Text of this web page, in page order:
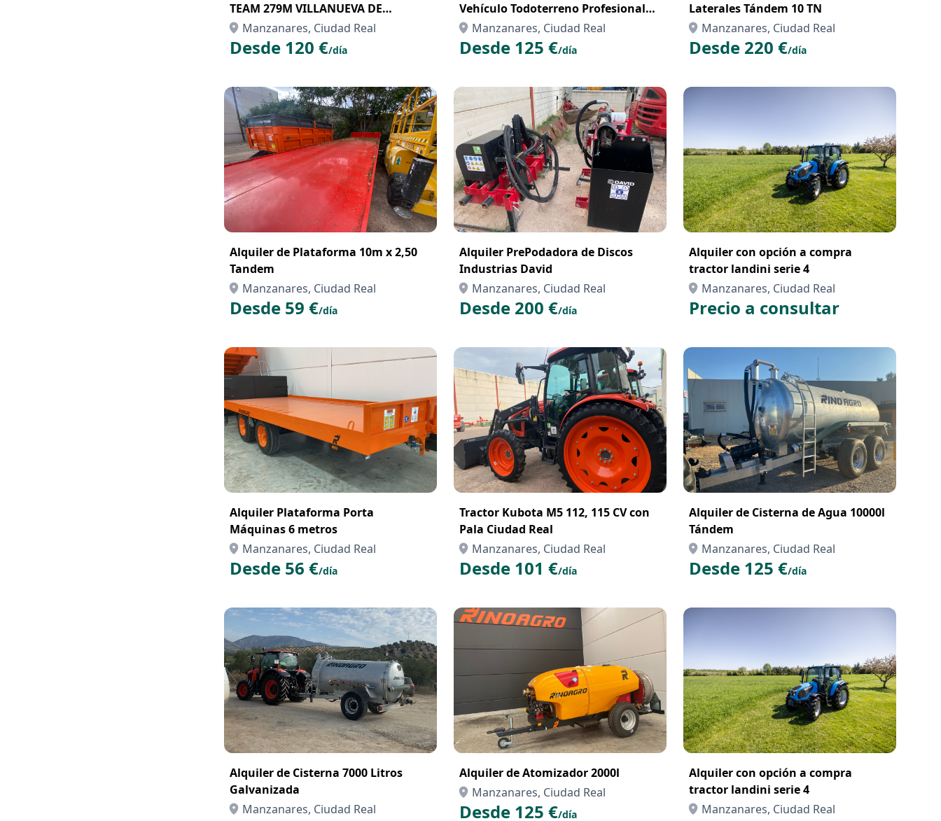
TEAM 279M VILLANUEVA DE
GALLEGO
Manzanares, Ciudad Real
Desde 120 €/día
Vehículo Todoterreno Profesional
para Trabajos en el Campo o la Obra
Manzanares, Ciudad Real
Desde 125 €/día
Laterales Tándem 10 TN
Manzanares, Ciudad Real
Desde 220 €/día
Alquiler de Plataforma 10m x 2,50
Tandem
Manzanares, Ciudad Real
Desde 59 €/día
Alquiler PrePodadora de Discos
Industrias David
Manzanares, Ciudad Real
Desde 200 €/día
Alquiler con opción a compra
tractor landini serie 4
Manzanares, Ciudad Real
Precio a consultar
Alquiler Plataforma Porta
Máquinas 6 metros
Manzanares, Ciudad Real
Desde 56 €/día
Tractor Kubota M5 112, 115 CV con
Pala Ciudad Real
Manzanares, Ciudad Real
Desde 101 €/día
Alquiler de Cisterna de Agua 10000l
Tándem
Manzanares, Ciudad Real
Desde 125 €/día
Alquiler de Cisterna 7000 Litros
Galvanizada
Manzanares, Ciudad Real
Alquiler de Atomizador 2000l
Manzanares, Ciudad Real
Desde 125 €/día
Alquiler con opción a compra
tractor landini serie 4
Manzanares, Ciudad Real